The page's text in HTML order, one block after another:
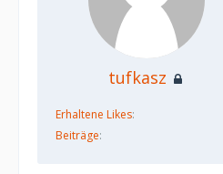
tufkasz
Erhaltene Likes
Beiträge